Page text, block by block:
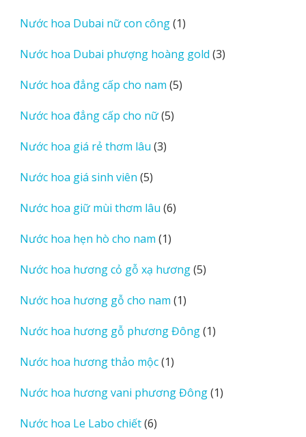
phẩm
Nước hoa Dubai nữ con công 11
phẩm
Nước hoa Dubai phượng hoàng gold 33
Nước hoa đẳng cấp cho nam 55
Nước hoa đẳng cấp cho nữ 55
Nước hoa giá rẻ thơm lâu 33
Nước hoa giá sinh viên 55
phẩm
Nước hoa giữ mùi thơm lâu 66
Nước hoa hẹn hò cho nam 11
phẩm
Nước hoa hương cỏ gỗ xạ hương 55
Nước hoa hương gỗ cho nam 11
phẩm
Nước hoa hương gỗ phương Đông 11
Nước hoa hương thảo mộc 11
phẩm
Nước hoa hương vani phương Đông 11
Nước hoa Le Labo chiết 66